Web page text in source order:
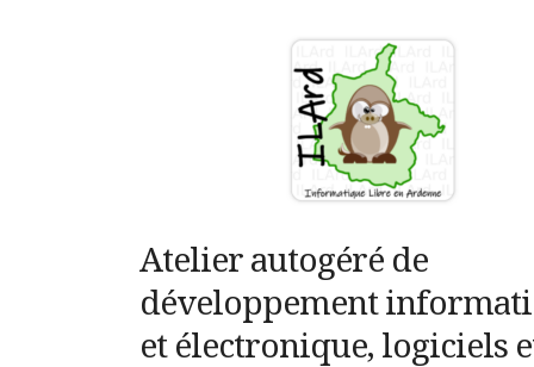
Atelier autogéré de
développement
et électronique, logiciels